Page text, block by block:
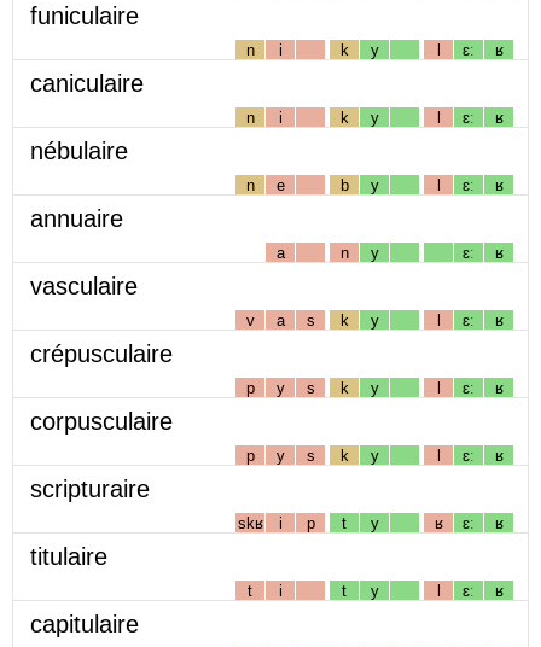
funiculaire
n i k y l ɛː ʁ
caniculaire
n i k y l ɛː ʁ
nébulaire
n e b y l ɛː ʁ
annuaire
a n y ɛː ʁ
vasculaire
v a s k y l ɛː ʁ
crépusculaire
p y s k y l ɛː ʁ
corpusculaire
p y s k y l ɛː ʁ
scripturaire
skʁ i p t y ʁ ɛː ʁ
titulaire
t i t y l ɛː ʁ
capitulaire